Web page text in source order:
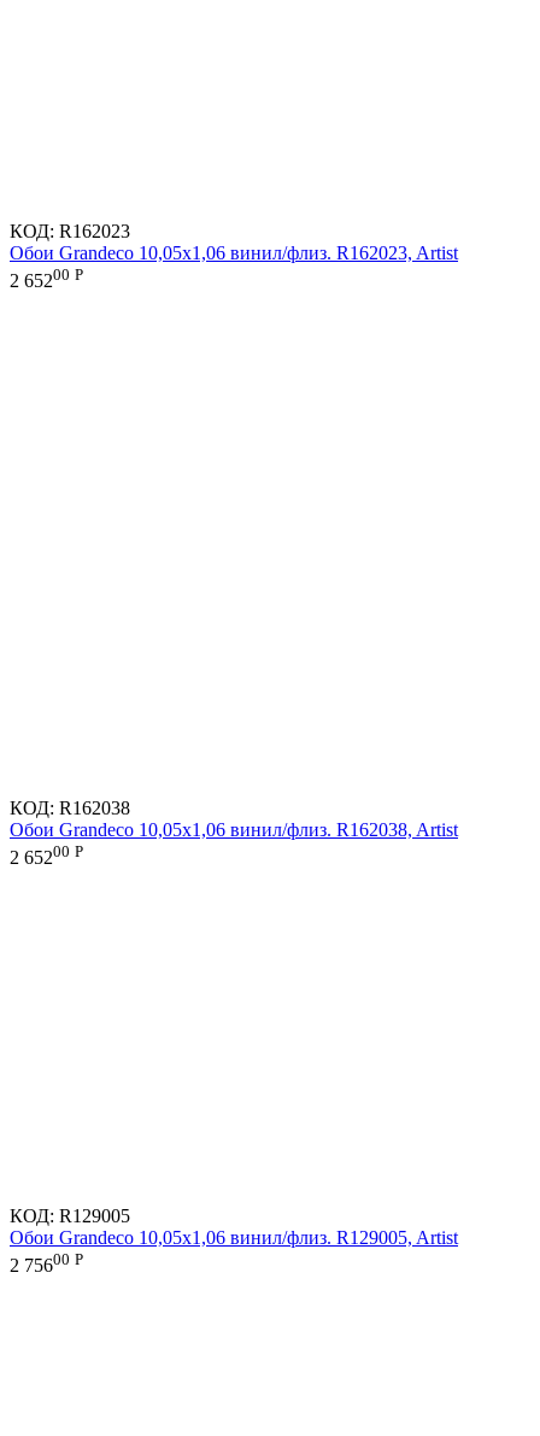
КОД: R162023
Обои Grandeco 10,05х1,06 винил/флиз. R162023, Artist
2 65200 Р
КОД: R162038
Обои Grandeco 10,05х1,06 винил/флиз. R162038, Artist
2 65200 Р
КОД: R129005
Обои Grandeco 10,05х1,06 винил/флиз. R129005, Artist
2 75600 Р